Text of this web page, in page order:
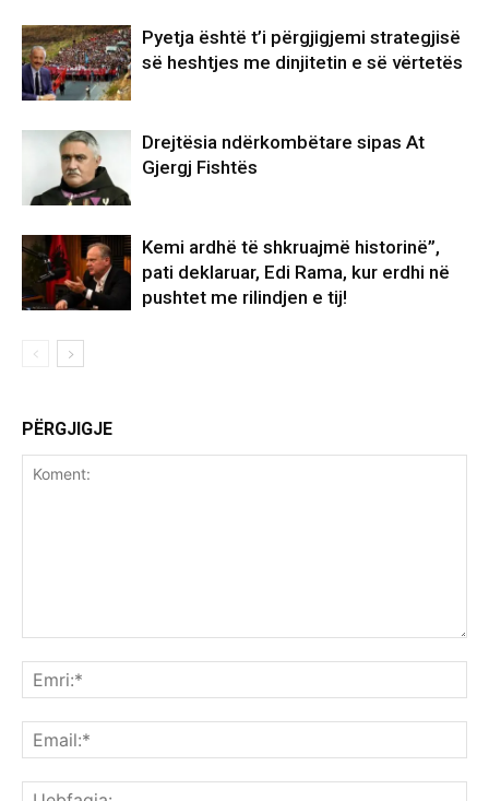
Pyetja është t’i përgjigjemi strategjisë
së heshtjes me dinjitetin e së vërtetës
Drejtësia ndërkombëtare sipas At
Gjergj Fishtës
Kemi ardhë të shkruajmë historinë”,
pati deklaruar, Edi Rama, kur erdhi në
pushtet me rilindjen e tij!
PËRGJIGJE